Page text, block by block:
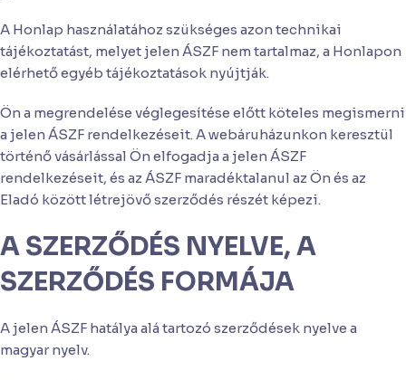
A Honlap használatához szükséges azon technikai
tájékoztatást, melyet jelen ÁSZF nem tartalmaz, a Honlapon
elérhető egyéb tájékoztatások nyújtják.
Ön a megrendelése véglegesítése előtt köteles megismerni
a jelen ÁSZF rendelkezéseit. A webáruházunkon keresztül
történő vásárlással Ön elfogadja a jelen ÁSZF
rendelkezéseit, és az ÁSZF maradéktalanul az Ön és az
Eladó között létrejövő szerződés részét képezi.
A SZERZŐDÉS NYELVE, A
SZERZŐDÉS FORMÁJA
A jelen ÁSZF hatálya alá tartozó szerződések nyelve a
magyar nyelv.